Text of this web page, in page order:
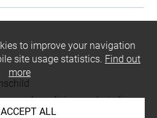
divises en trois livres
to improve your navigation
site usage statistics. Find out
more
ALL